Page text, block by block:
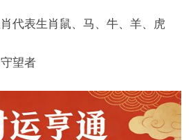
代表生肖鼠、马、牛、羊、虎
望者